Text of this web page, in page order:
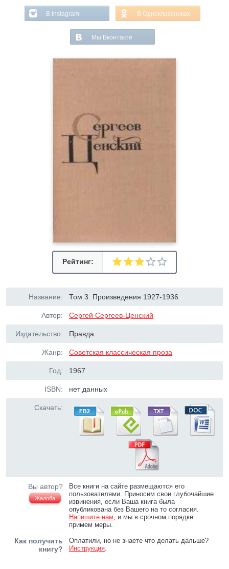
В Instagram В Одноклассниках
Мы Вконтакте
Рейтинг:
Название: Том 3. Произведения 1927-1936
Автор: Сергей Сергеев-Ценский
Издательство: Правда
Жанр: Советская классическая проза
Год: 1967
ISBN: нет данных
Скачать:
Вы автор?
Жалоба
Все книги на сайте размещаются его
пользователями. Приносим свои глубочайшие
извинения, если Ваша книга была
опубликована без Вашего на то согласия.
Напишите нам, и мы в срочном порядке
примем меры.
Как получить
книгу?
Оплатили, но не знаете что делать дальше?
Инструкция.